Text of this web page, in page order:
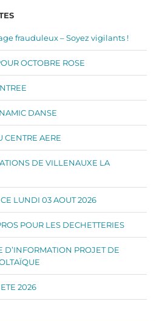
frauduleux – Soyez vigilants !
OCTOBRE ROSE
DANSE
CENTRE AERE
DE VILLENAUXE LA
LUNDI 03 AOUT 2026
POUR LES DECHETTERIES
PROJET DE
2026